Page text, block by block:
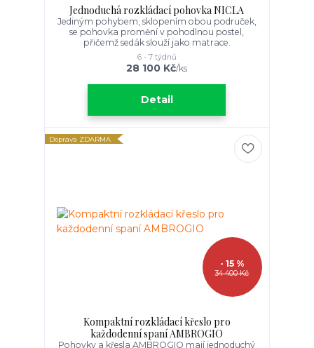
Jednoduchá rozkládací pohovka NICLA
Jediným pohybem, sklopením obou područek,
se pohovka promění v pohodlnou postel,
přičemž sedák slouží jako matrace.
28 100 Kč/ks
6 - 7 týdnů
Detail
Doprava ZDARMA
34 400 Kč
- 15 %
Kompaktní rozkládací křeslo pro
každodenní spaní AMBROGIO
Pohovky a křesla AMBROGIO mají jednoduchý